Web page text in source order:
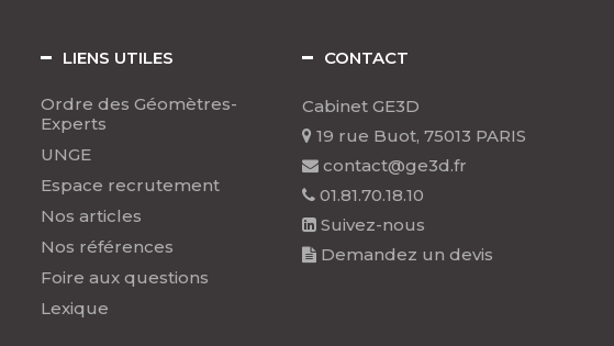
LIENS UTILES
Ordre des Géomètres-
Experts
UNGE
Espace recrutement
Nos articles
Nos références
Foire aux questions
Lexique
CONTACT
Cabinet GE3D
19 rue Buot, 75013 PARIS
contact@ge3d.fr
01.81.70.18.10
Suivez-nous
Demandez un devis